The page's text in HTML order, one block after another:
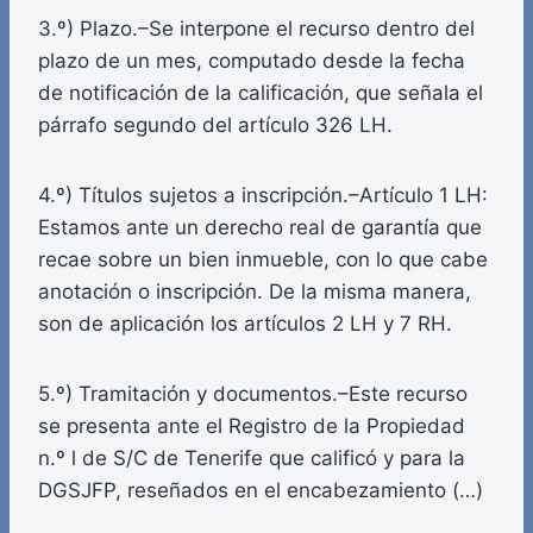
3.º) Plazo.–Se interpone el recurso dentro del
plazo de un mes, computado desde la fecha
de notificación de la calificación, que señala el
párrafo segundo del artículo 326 LH.
4.º) Títulos sujetos a inscripción.–Artículo 1 LH:
Estamos ante un derecho real de garantía que
recae sobre un bien inmueble, con lo que cabe
anotación o inscripción. De la misma manera,
son de aplicación los artículos 2 LH y 7 RH.
5.º) Tramitación y documentos.–Este recurso
se presenta ante el Registro de la Propiedad
n.º l de S/C de Tenerife que calificó y para la
DGSJFP, reseñados en el encabezamiento (…)